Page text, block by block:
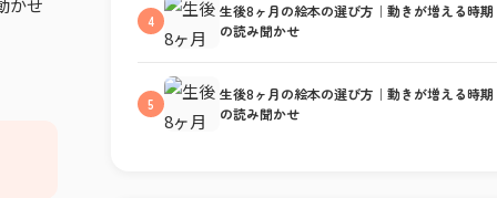
かせ
4
生後8ヶ月の絵本の選び方｜動きが増える時期
の読み聞かせ
5
生後8ヶ月の絵本の選び方｜動きが増える時期
の読み聞かせ